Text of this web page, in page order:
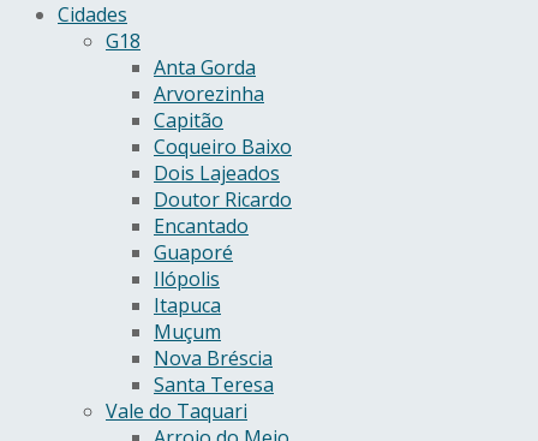
Cidades
G18
Anta Gorda
Arvorezinha
Capitão
Coqueiro Baixo
Dois Lajeados
Doutor Ricardo
Encantado
Guaporé
Ilópolis
Itapuca
Muçum
Nova Bréscia
Santa Teresa
Vale do Taquari